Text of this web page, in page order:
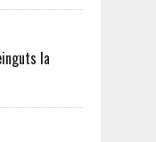
la